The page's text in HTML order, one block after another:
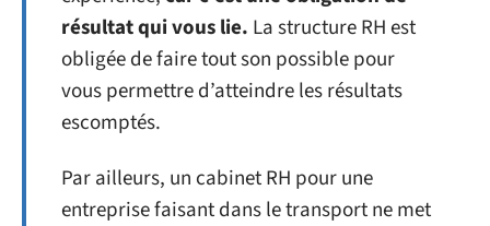
résultat qui vous lie. La structure RH est
obligée de faire tout son possible pour
vous permettre d’atteindre les résultats
escomptés.
Par ailleurs, un cabinet RH pour une
entreprise faisant dans le transport ne met